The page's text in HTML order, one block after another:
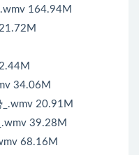
164.94M
34.06M
20.91M
39.28M
68.16M